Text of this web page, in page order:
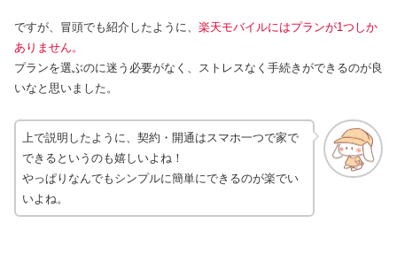
ですが、冒頭でも紹介したように、 楽天モバイルにはプランが1つしか
ありません。
プランを選ぶのに迷う必要がなく、ストレスなく手続きができるのが良
いなと思いました。
上で説明したように、契約・開通はスマホ一つで家で
できるというのも嬉しいよね！
やっぱりなんでもシンプルに簡単にできるのが楽でい
いよね。